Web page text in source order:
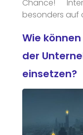
Chance!
besonders auf
Wie
der
einsetzen?